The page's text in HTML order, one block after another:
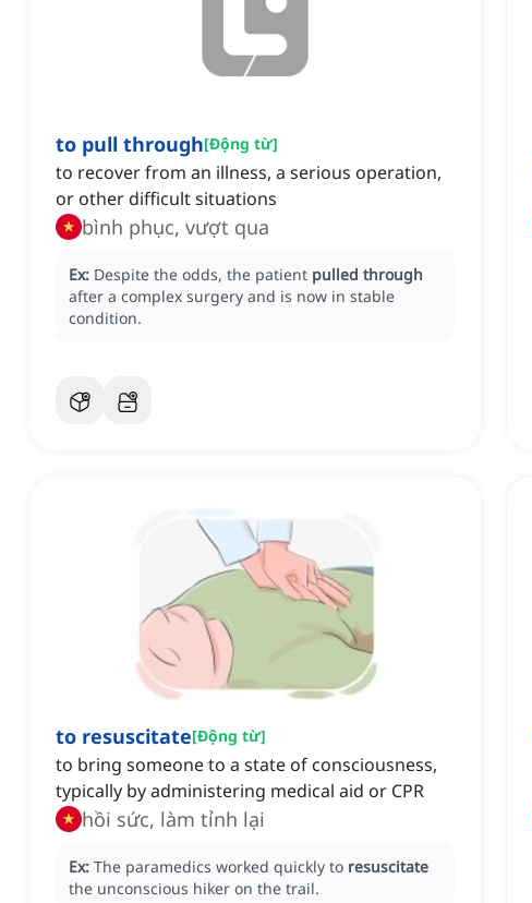
to pull through[Động từ]
to recover from an illness, a serious operation,
or other difficult situations
bình phục, vượt qua
Ex: Despite the odds, the patient pulled through
after a complex surgery and is now in stable
condition.
to resuscitate[Động từ]
to bring someone to a state of consciousness,
typically by administering medical aid or CPR
hồi sức, làm tỉnh lại
Ex: The paramedics worked quickly to resuscitate
the unconscious hiker on the trail.